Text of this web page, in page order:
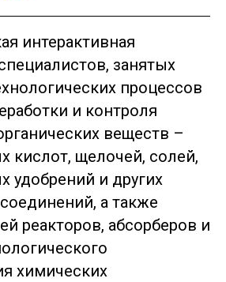
интерактивная
занятых
процессов
и контроля
веществ –
кислот, щелочей, солей,
удобрений и других
а также
реакторов, абсорберов и
химических